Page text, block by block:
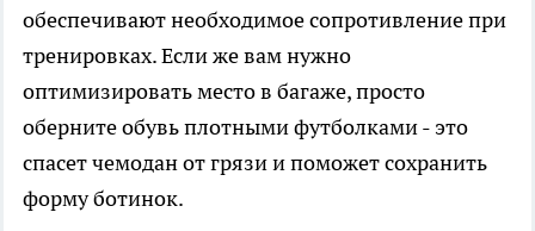
обеспечивают необходимое сопротивление при
тренировках. Если же вам нужно
оптимизировать место в багаже, просто
оберните обувь плотными футболками - это
спасет чемодан от грязи и поможет сохранить
форму ботинок.